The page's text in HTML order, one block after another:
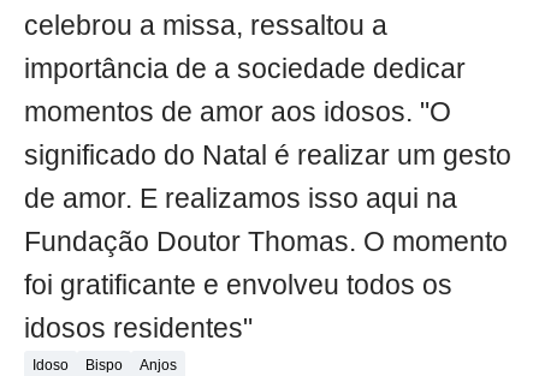
celebrou a missa, ressaltou a
importância de a sociedade dedicar
momentos de amor aos idosos. "O
significado do Natal é realizar um gesto
de amor. E realizamos isso aqui na
Fundação Doutor Thomas. O momento
foi gratificante e envolveu todos os
idosos residentes"
Idoso Bispo Anjos